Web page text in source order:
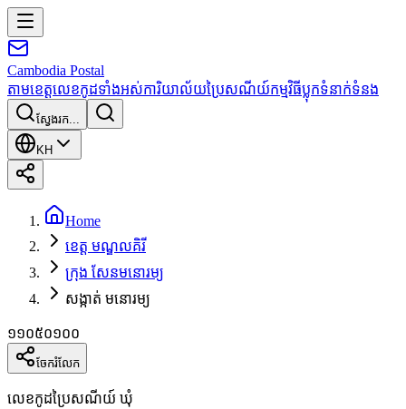
Cambodia Postal
តាមខេត្តលេខកូដទាំងអស់ការិយាល័យប្រៃសណីយ៍កម្មវិធីប្លុកទំនាក់ទំនង
ស្វែងរក...
KH
Home
ខេត្ត មណ្ឌលគិរី
ក្រុង សែនមនោរម្យ
សង្កាត់ មនោរម្យ
១១០៥០១០០
ចែករំលែក
លេខកូដប្រៃសណីយ៍ ឃុំ